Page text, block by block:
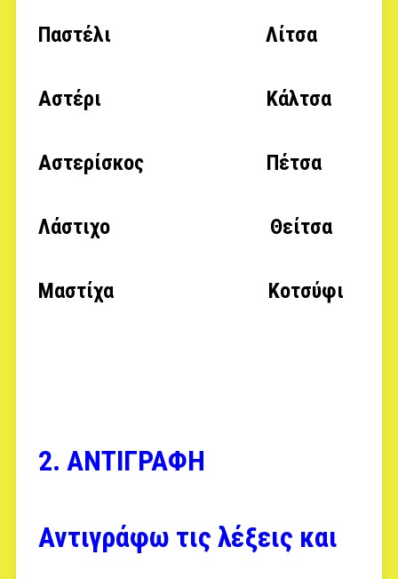
Παστέλι Λίτσα
Αστέρι Κάλτσα
Αστερίσκος Πέτσα
Λάστιχο Θείτσα
Μαστίχα Κοτσύφι
2. ΑΝΤΙΓΡΑΦΗ
Αντιγράφω τις λέξεις και